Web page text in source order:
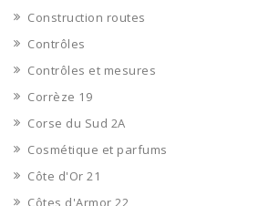
Construction routes
Contrôles
Contrôles et mesures
Corrèze 19
Corse du Sud 2A
Cosmétique et parfums
Côte d'Or 21
Côtes d'Armor 22